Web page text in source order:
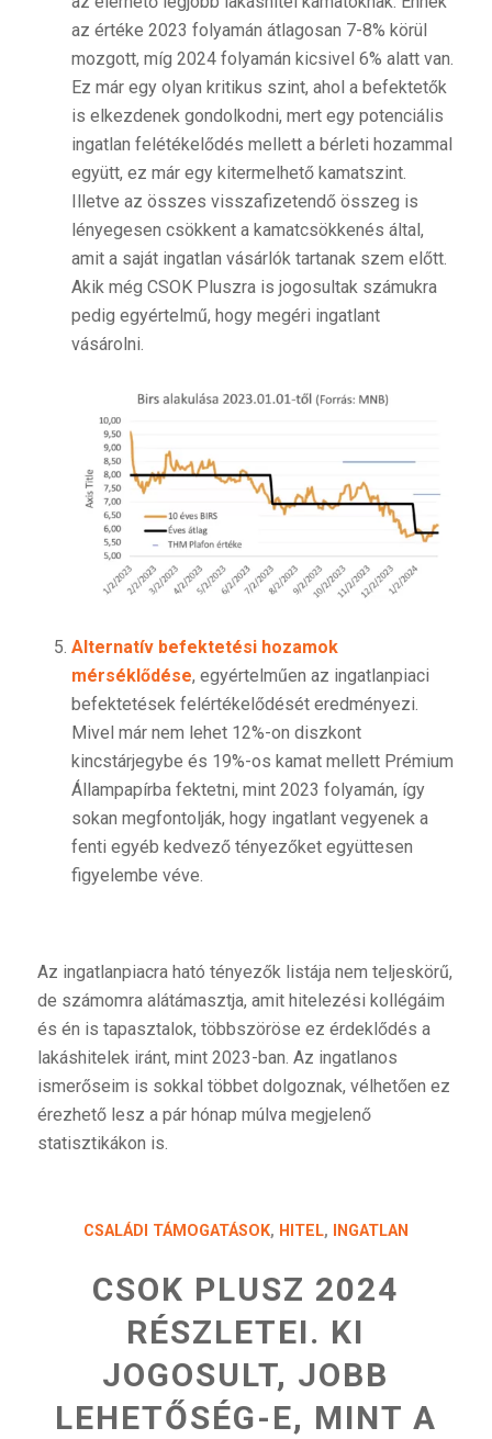
az értéke 2023 folyamán átlagosan 7-8% körül
mozgott, míg 2024 folyamán kicsivel 6% alatt van.
Ez már egy olyan kritikus szint, ahol a befektetők
is elkezdenek gondolkodni, mert egy potenciális
ingatlan felétékelődés mellett a bérleti hozammal
együtt, ez már egy kitermelhető kamatszint.
Illetve az összes visszafizetendő összeg is
lényegesen csökkent a kamatcsökkenés által,
amit a saját ingatlan vásárlók tartanak szem előtt.
Akik még CSOK Pluszra is jogosultak számukra
pedig egyértelmű, hogy megéri ingatlant
vásárolni.
Alternatív befektetési hozamok
mérséklődése, egyértelműen az ingatlanpiaci
befektetések felértékelődését eredményezi.
Mivel már nem lehet 12%-on diszkont
kincstárjegybe és 19%-os kamat mellett Prémium
Állampapírba fektetni, mint 2023 folyamán, így
sokan megfontolják, hogy ingatlant vegyenek a
fenti egyéb kedvező tényezőket együttesen
figyelembe véve.
Az ingatlanpiacra ható tényezők listája nem teljeskörű,
de számomra alátámasztja, amit hitelezési kollégáim
és én is tapasztalok, többszöröse ez érdeklődés a
lakáshitelek iránt, mint 2023-ban. Az ingatlanos
ismerőseim is sokkal többet dolgoznak, vélhetően ez
érezhető lesz a pár hónap múlva megjelenő
statisztikákon is.
CSALÁDI TÁMOGATÁSOK, HITEL, INGATLAN
CSOK PLUSZ 2024
RÉSZLETEI. KI
JOGOSULT, JOBB
LEHETŐSÉG-E, MINT A